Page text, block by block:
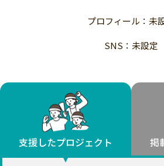
国
子
フ
地域からさがす 北海
人権・マイノリテ
北海道 青森 岩手 宮城
福島
茨城 栃木 群馬
東京
神奈川
プロフィール：未
SNS：未設定
支援したプロジェクト 掲